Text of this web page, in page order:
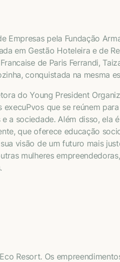
Empresas pela Fundação
em Gestão Hoteleira e de
de Paris Ferrandi,
conquistada na mesma
do Young President
que se reúnem
a sociedade. Além disso, ela
que oferece educação
visão de um futuro mais
mulheres
Resort. Os